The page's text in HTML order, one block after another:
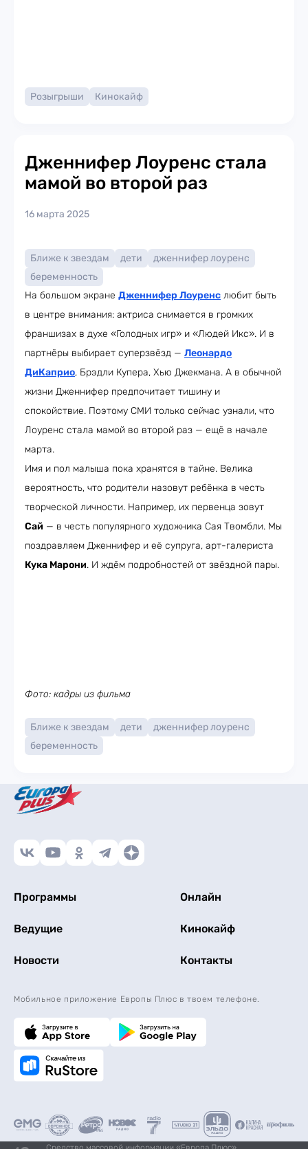
Розыгрыши Кинокайф
Дженнифер Лоуренс стала
мамой во второй раз
16 марта 2025
Ближе к звездам дети
дженнифер лоуренс
беременность
На большом экране Дженнифер Лоуренс любит быть
в центре внимания: актриса снимается в громких
франшизах в духе «Голодных игр» и «Людей Икс». И в
партнёры выбирает суперзвёзд — Леонардо
ДиКаприо, Брэдли Купера, Хью Джекмана. А в обычной
жизни Дженнифер предпочитает тишину и
спокойствие. Поэтому СМИ только сейчас узнали, что
Лоуренс стала мамой во второй раз — ещё в начале
марта.
Имя и пол малыша пока хранятся в тайне. Велика
вероятность, что родители назовут ребёнка в честь
творческой личности. Например, их первенца зовут
Сай — в честь популярного художника Сая Твомбли. Мы
поздравляем Дженнифер и её супруга, арт-галериста
Кука Марони. И ждём подробностей от звёздной пары.
Фото: кадры из фильма
Ближе к звездам дети
дженнифер лоуренс
беременность
Программы Онлайн
Ведущие Кинокайф
Новости Контакты
Мобильное приложение Европы Плюс в твоем телефоне.